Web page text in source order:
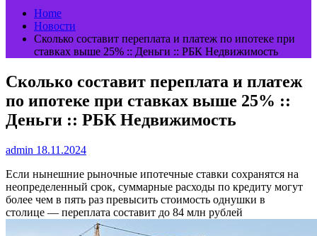
Home
Новости
Сколько составит переплата и платеж по ипотеке при
ставках выше 25% :: Деньги :: РБК Недвижимость
Сколько составит переплата и платеж
по ипотеке при ставках выше 25% ::
Деньги :: РБК Недвижимость
admin 18.11.2024
Если нынешние рыночные ипотечные ставки сохранятся на
неопределенный срок, суммарные расходы по кредиту могут
более чем в пять раз превысить стоимость однушки в
столице — переплата составит до 84 млн рублей